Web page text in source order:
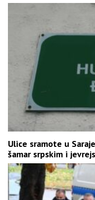
Ulice sramote u
šamar srpskim i